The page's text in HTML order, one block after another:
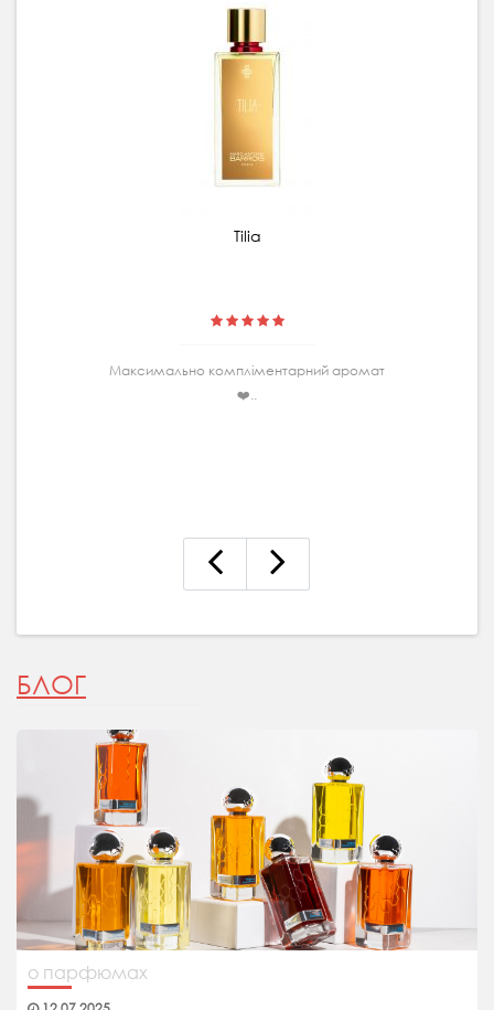
Tilia
Максимально комплiментарний аромат
❤️..
БЛОГ
о парфюмах